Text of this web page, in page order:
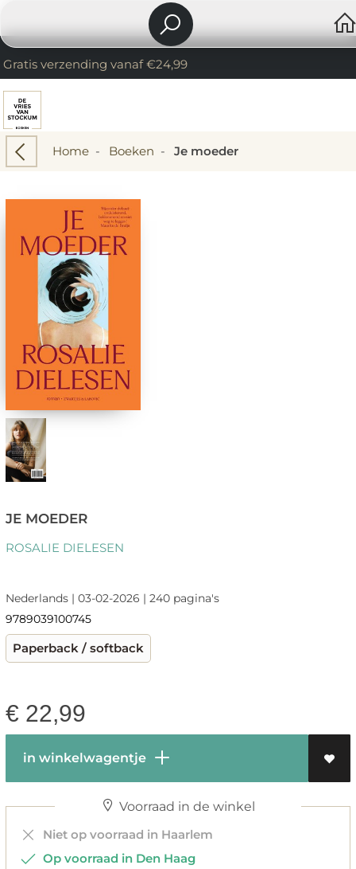
Gratis verzending vanaf €24,99
Home- Boeken - Je moeder
JE MOEDER
ROSALIE DIELESEN
Nederlands | 03-02-2026 | 240 pagina's
9789039100745
Paperback / softback
€ 22,99
in winkelwagentje
Voorraad in de winkel
Niet op voorraad in Haarlem
Op voorraad in Den Haag